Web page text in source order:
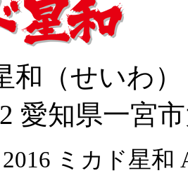
和（せいわ
愛知県一宮
ミカド星和